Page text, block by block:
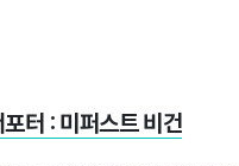
터 : 미퍼스트 비건